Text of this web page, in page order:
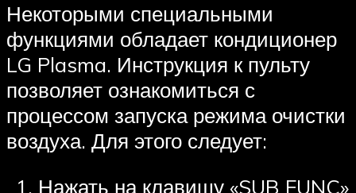
Некоторыми специальными
функциями обладает кондиционер
LG Plasma. Инструкция к пульту
позволяет ознакомиться с
процессом запуска режима очистки
воздуха. Для этого следует:
Нажать на клавишу «SUB FUNC»